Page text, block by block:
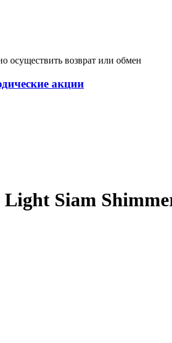
осуществить возврат или обмен
акции
Light Siam